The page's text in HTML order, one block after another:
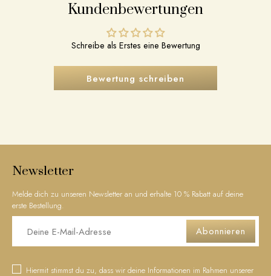
Kundenbewertungen
Schreibe als Erstes eine Bewertung
Bewertung schreiben
Newsletter
Melde dich zu unseren Newsletter an und erhalte 10 % Rabatt auf deine
erste Bestellung.
Abonnieren
Hiermit stimmst du zu, dass wir deine Informationen im Rahmen unserer